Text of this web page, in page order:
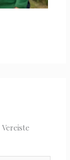
Vereiste